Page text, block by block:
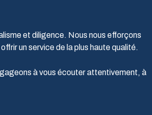
et diligence. Nous nous efforçons
un service de la plus haute qualité.
à vous écouter attentivement, à